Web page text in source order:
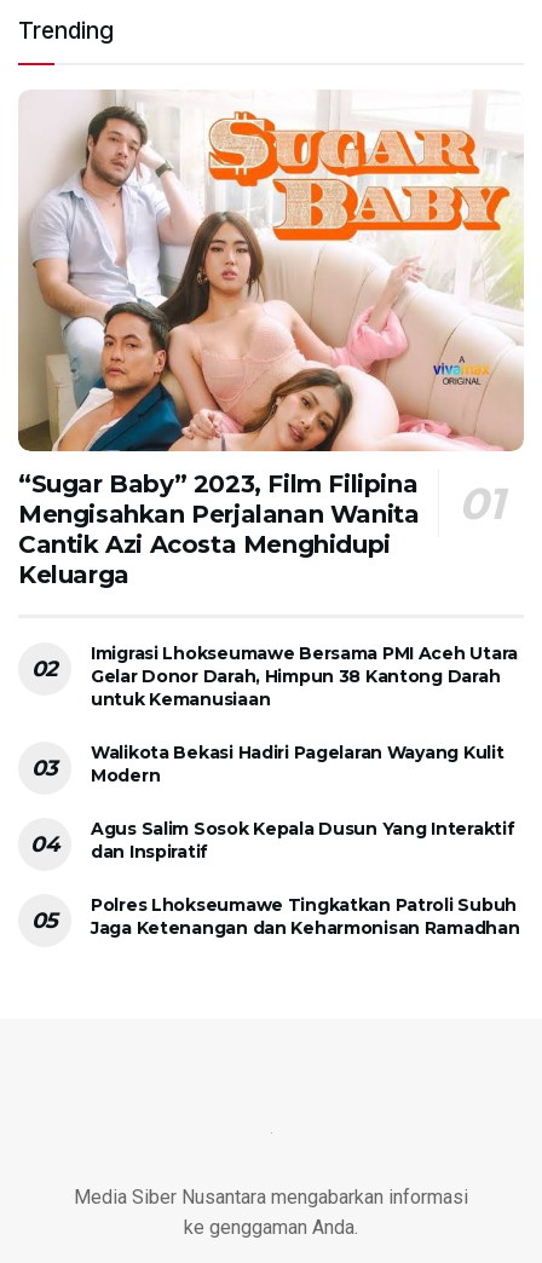
Trending
“Sugar Baby” 2023, Film Filipina
Mengisahkan Perjalanan Wanita
Cantik Azi Acosta Menghidupi
Keluarga
Imigrasi Lhokseumawe Bersama PMI Aceh Utara
Gelar Donor Darah, Himpun 38 Kantong Darah
untuk Kemanusiaan
Walikota Bekasi Hadiri Pagelaran Wayang Kulit
Modern
Agus Salim Sosok Kepala Dusun Yang Interaktif
dan Inspiratif
Polres Lhokseumawe Tingkatkan Patroli Subuh
Jaga Ketenangan dan Keharmonisan Ramadhan
Media Siber Nusantara mengabarkan informasi
ke genggaman Anda.